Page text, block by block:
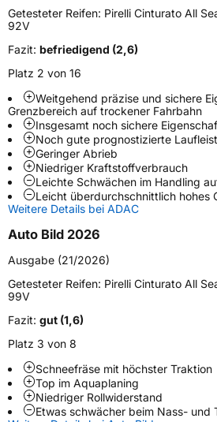
VerwendungGanzjahresreifen
Modellname
FahrzeugartPKW & SUV
Weitere Eigenschaften
SchlauchtypTL
ZustandNeureifen
M+SJa
VerstärktXL
EU Label
Nasshaftung
Rollgeräusch (Klasse)B
Getesteter Reifen: Pirelli Cinturato All
92V
Fazit: befriedigend (2,6)
Platz 2 von 16
Weitgehend präzise und sichere
Grenzbereich auf trockener Fahrbahn
Insgesamt noch sichere
Noch gute prognostizierte
Geringer Abrieb
Niedriger Kraftstoffverbrauch
Leichte Schwächen im Handling
Leicht überdurchschnittlich hohes
Weitere Details bei ADAC
Auto Bild 2026
Ausgabe (21/2026)
Getesteter Reifen: Pirelli Cinturato All
99V
Fazit: gut (1,6)
Platz 3 von 8
Schneefräse mit höchster Traktion
Top im Aquaplaning
Niedriger Rollwiderstand
Etwas schwächer beim Nass- und